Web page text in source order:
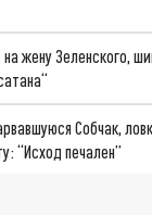
жену Зеленского,
Собчак,
“Исход печален”